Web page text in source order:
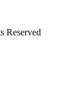
Reserved